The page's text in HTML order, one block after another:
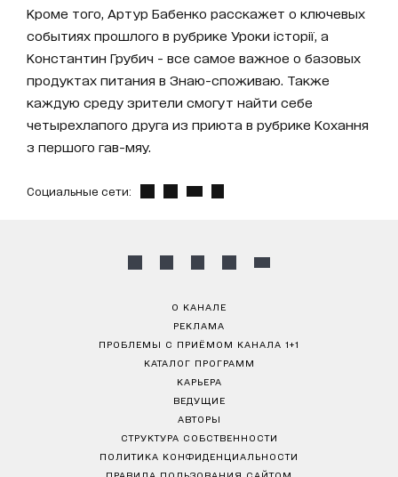
Кроме того, Артур Бабенко расскажет о ключевых
событиях прошлого в рубрике Уроки історії, а
Константин Грубич - все самое важное о базовых
продуктах питания в Знаю-споживаю. Также
каждую среду зрители смогут найти себе
четырехлапого друга из приюта в рубрике Кохання
з першого гав-мяу.
Социальные сети:
О КАНАЛЕ
РЕКЛАМА
ПРОБЛЕМЫ С ПРИЁМОМ КАНАЛА 1+1
КАТАЛОГ ПРОГРАММ
КАРЬЕРА
ВЕДУЩИЕ
АВТОРЫ
СТРУКТУРА СОБСТВЕННОСТИ
ПОЛИТИКА КОНФИДЕНЦИАЛЬНОСТИ
ПРАВИЛА ПОЛЬЗОВАНИЯ САЙТОМ